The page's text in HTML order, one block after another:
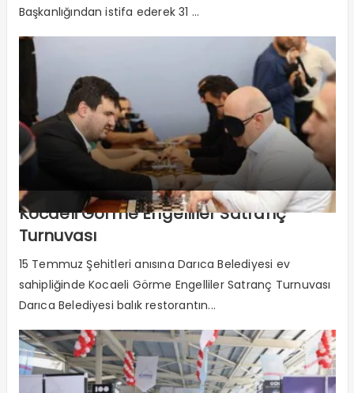
Başkanlığından istifa ederek 31 ...
Kocaeli Görme Engelliler Satranç
Turnuvası
15 Temmuz Şehitleri anısına Darıca Belediyesi ev
sahipliğinde Kocaeli Görme Engelliler Satranç Turnuvası
Darıca Belediyesi balık restorantın...